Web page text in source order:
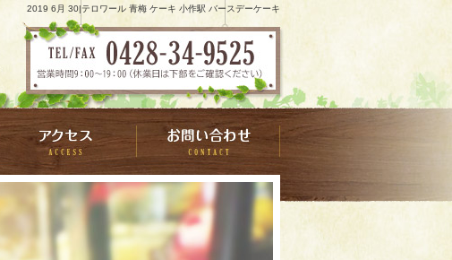
2019 6月 30|テロワール 青梅 ケーキ 小作駅 バースデーケーキ